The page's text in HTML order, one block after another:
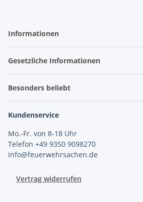
Informationen
Gesetzliche Informationen
Besonders beliebt
Kundenservice
Mo.-Fr. von 8-18 Uhr
Telefon +49 9350 9098270
info@feuerwehrsachen.de
Vertrag widerrufen